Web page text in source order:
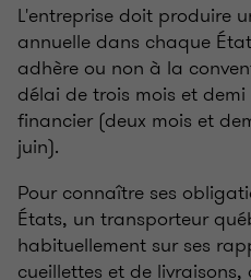
L'entreprise doit produire
annuelle dans chaque
adhère ou non à la
délai de trois mois et
financier (deux mois et
juin).
Pour connaître ses
États, un transporteur
habituellement sur ses
cueillettes et de livraisons,